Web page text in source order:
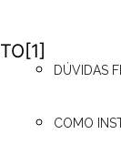
DÚVIDAS
COMO
o
mais!